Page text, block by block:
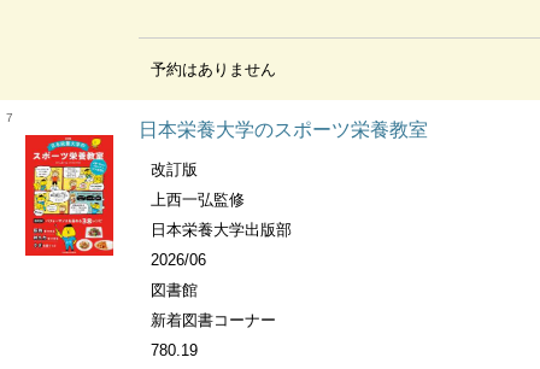
予約はありません
7
日本栄養大学のスポーツ栄養教室
改訂版
上西一弘監修
日本栄養大学出版部
2026/06
図書館
新着図書コーナー
780.19